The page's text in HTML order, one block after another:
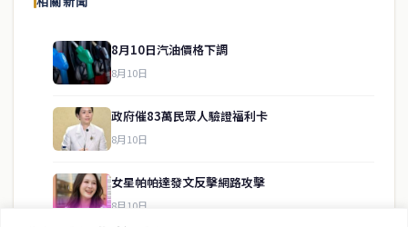
8月10日汽油價格下調
8月10日
政府催83萬民眾人驗證福利卡
8月10日
女星帕帕達發文反擊網路攻擊
8月10日
供即時、客觀、多元的中文新聞內容。
房地產